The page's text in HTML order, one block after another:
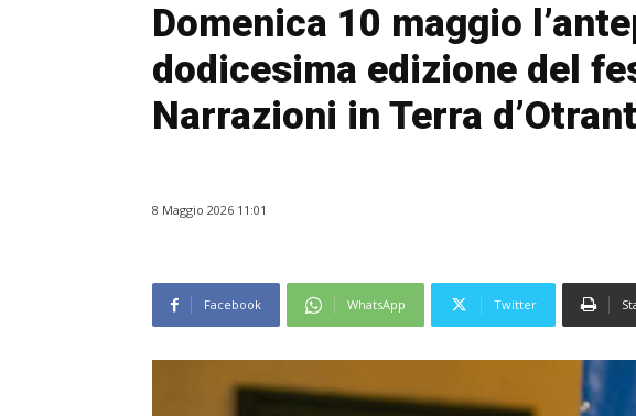
Domenica 10 maggio
dodicesima edizione del
Narrazioni in Terra
8 Maggio 2026 11:01
Facebook WhatsApp Twitter